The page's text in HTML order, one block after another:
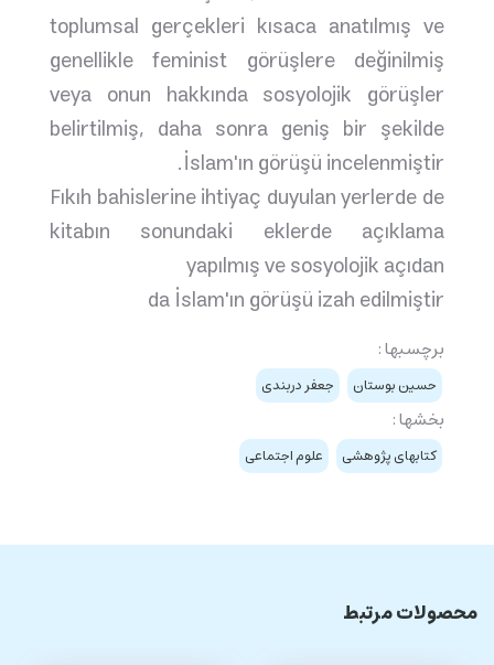
toplumsal gerçekleri kısaca anatılmış ve
genellikle feminist görüşlere değinilmiş
veya onun hakkında sosyolojik görüşler
belirtilmiş, daha sonra geniş bir şekilde
İslam'ın görüşü incelenmiştir.
Fıkıh bahislerine ihtiyaç duyulan yerlerde de
kitabın sonundaki eklerde açıklama
yapılmış ve sosyolojik açıdan
da İslam'ın görüşü izah edilmiştir
برچسبها :
حسين بوستان جعفر دربندی
بخشها :
کتابهای پژوهشی علوم اجتماعی
محصولات مرتبط